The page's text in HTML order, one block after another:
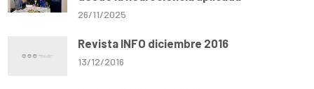
26/11/2025
Revista INFO diciembre 2016
13/12/2016